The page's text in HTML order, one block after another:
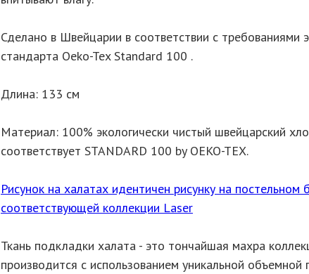
Сделано в Швейцарии в соответствии с требованиями
стандарта Oeko-Tex Standard 100 .
Длина: 133 см
Материал: 100% экологически чистый швейцарский
соответствует STANDARD 100 by OEKO-TEX.
Рисунок на халатах идентичен рисунку на постельном
соответствующей коллекции Laser
Ткань подкладки халата - это тончайшая махра
производится с использованием уникальной объемной